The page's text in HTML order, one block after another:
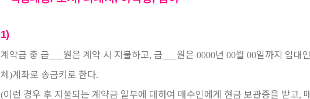
1)
계약금 중 금 원은 계약 시 지불하고, 금 원은 0000년 00월 00일까지 임대인
체)계좌로 송금키로 한다.
(이런 경우 후 지불되는 계약금 일부에 대하여 매수인에게 현금 보관증을 받고,